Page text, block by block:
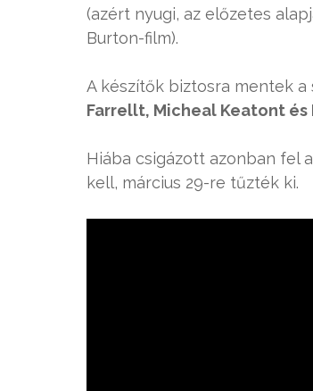
(azért nyugi, az előzetes
Burton-film).
A készítők biztosra mentek
Farrellt, Micheal Keatont és
Hiába csigázott azonban fel
kell, március 29-re tűzték ki.